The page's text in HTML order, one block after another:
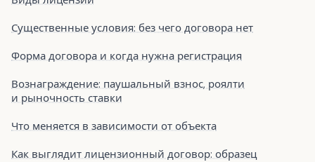
Существенные условия: без чего договора нет
Форма договора и когда нужна регистрация
Вознаграждение: паушальный взнос, роялти
и рыночность ставки
Что меняется в зависимости от объекта
Как выглядит лицензионный договор: образец